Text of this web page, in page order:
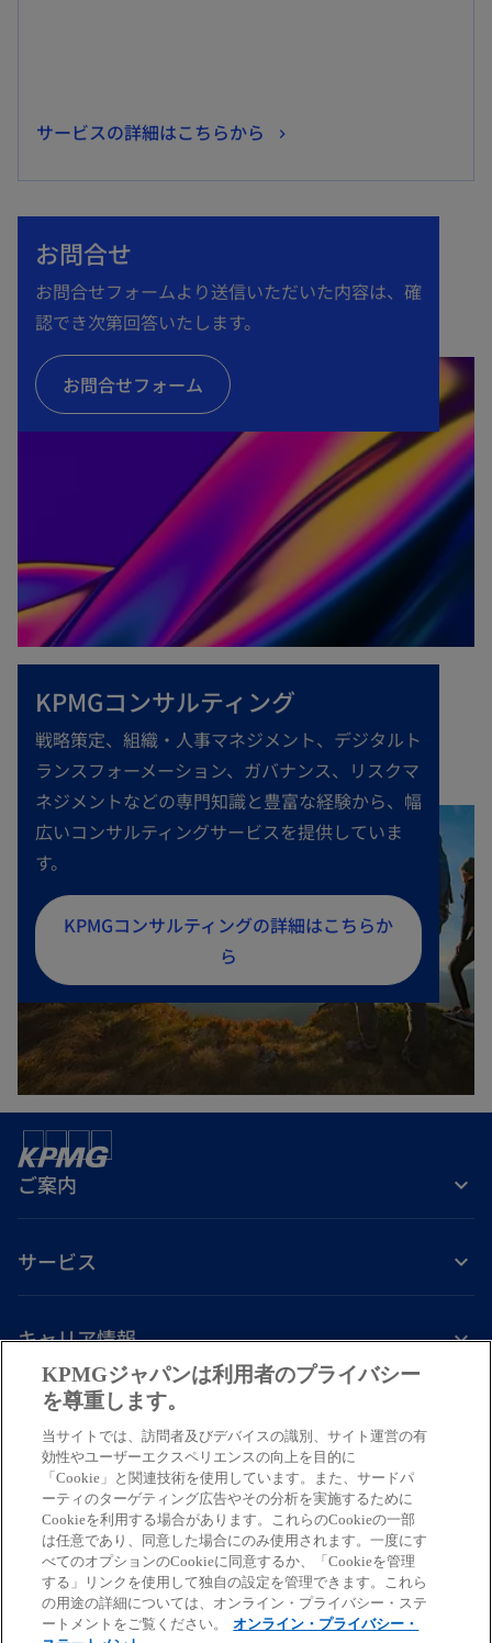
サービスの詳細はこちらから
タ
で
お問合せ
お問合せフォームより送信いただいた内容は、確
認でき次第回答いたします。
お問合せフォーム
KPMGコンサルティング
戦略策定、組織・人事マネジメント、デジタルト
ランスフォーメーション、ガバナンス、リスクマ
ネジメントなどの専門知識と豊富な経験から、幅
広いコンサルティングサービスを提供していま
す。
KPMGコンサルティングの詳細はこちらか
ら
新
し
い
タ
ブ
開
ご案内
サービス
キャリア情報
新
し
い
タ
ブ
で
開
く
新
い
タ
ブ
で
開
く
新
い
タ
ブ
で
開
く
新
い
タ
ブ
で
開
く
新
い
タ
ブ
で
開
く
免責事項プライバシーポリシーアクセシビリティーヘルプ通報窓口
© 2026 KPMG AZSA LLC, a limited liability audit corporation
incorporated under the Japanese Certified Public Accountants Law and
a member firm of the KPMG global organization of independent member
firms affiliated with KPMG International Limited, a private English
company limited by guarantee. All rights reserved. © 2026 KPMG Tax
Corporation, a tax corporation incorporated under the Japanese CPTA
Law and a member firm of the KPMG global organization of independent
KPMGジャパンは利用者のプライバシー
を尊重します。
当サイトでは、訪問者及びデバイスの識別、サイト運営の有
効性やユーザーエクスペリエンスの向上を目的に
「Cookie」と関連技術を使用しています。また、サードパ
ーティのターゲティング広告やその分析を実施するために
Cookieを利用する場合があります。これらのCookieの一部
は任意であり、同意した場合にのみ使用されます。一度にす
べてのオプションのCookieに同意するか、「Cookieを管理
する」リンクを使用して独自の設定を管理できます。これら
の用途の詳細については、オンライン・プライバシー・ステ
ートメントをご覧ください。
オンライン・プライバシー・